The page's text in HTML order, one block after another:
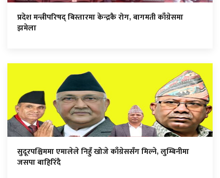
प्रदेश मन्त्रीपरिषद् बिस्तारमा केन्द्रकै रोग, बागमती काँग्रेसमा
झमेला
सुदूरपश्चिममा एमालेले निहुँ खोजे काँग्रेससँग मिल्ने, लुम्बिनीमा
जसपा बाहिरिँदै